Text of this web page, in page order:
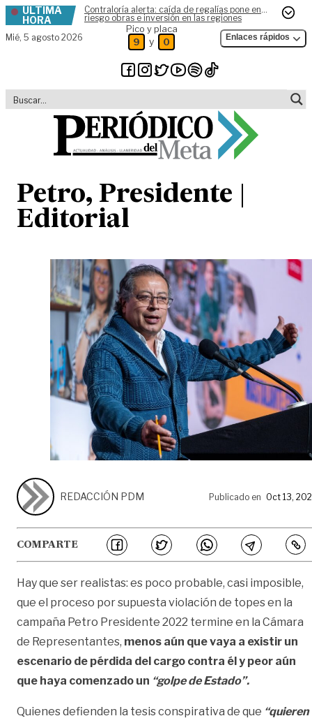
Skip to content
ÚLTIMA
HORA
Contraloría alerta: caída de regalías pone en
riesgo obras e inversión en las regiones
Mié, 5 agosto 2026
Pico y placa
9 y 0 Enlaces rápidos
Petro, Presidente |
Editorial
REDACCIÓN PDM Publicado en Oct 13,
COMPARTE
Hay que ser realistas: es poco probable, casi imposible,
que el proceso por supuesta violación de topes en la
campaña Petro Presidente 2022 termine en la Cámara
de Representantes, menos aún que vaya a existir un
escenario de pérdida del cargo contra él y peor aún
que haya comenzado un “golpe de Estado”.
Quienes defienden la tesis conspirativa de que “quieren